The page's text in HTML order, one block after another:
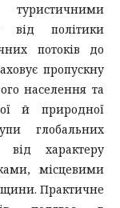
від політики
потоків до
пропускну
населення та
й природної
глобальних
від характеру
місцевими
Практичне